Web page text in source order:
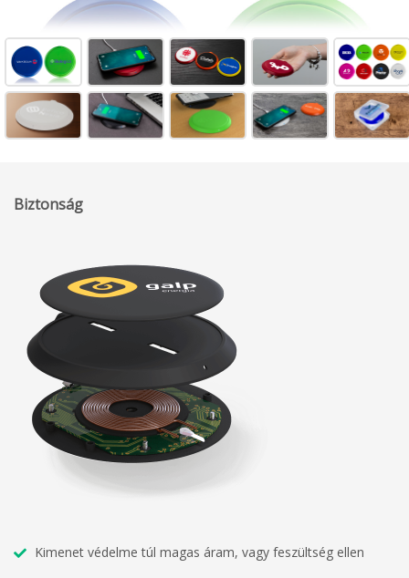
Biztonság
Kimenet védelme túl magas áram, vagy feszültség ellen